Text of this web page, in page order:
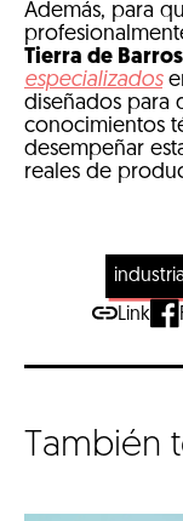
Además, para
Tierra de Barros
especializados
diseñados para
conocimientos
desempeñar
reales de
Link
También